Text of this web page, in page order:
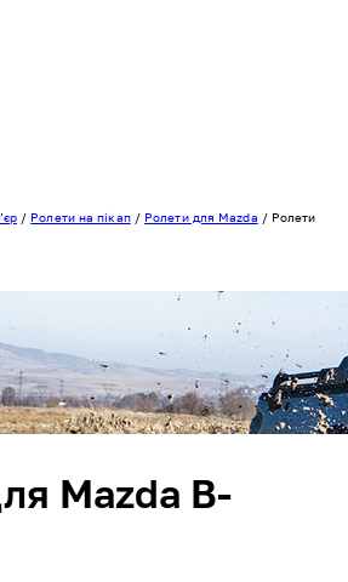
/ Ролети на пікап/ Ролети для Mazda / Ролети
Mazda B-